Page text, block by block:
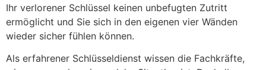
Ihr verlorener Schlüssel keinen unbefugten Zutritt
ermöglicht und Sie sich in den eigenen vier Wänden
wieder sicher fühlen können.
Als erfahrener Schlüsseldienst wissen die Fachkräfte,